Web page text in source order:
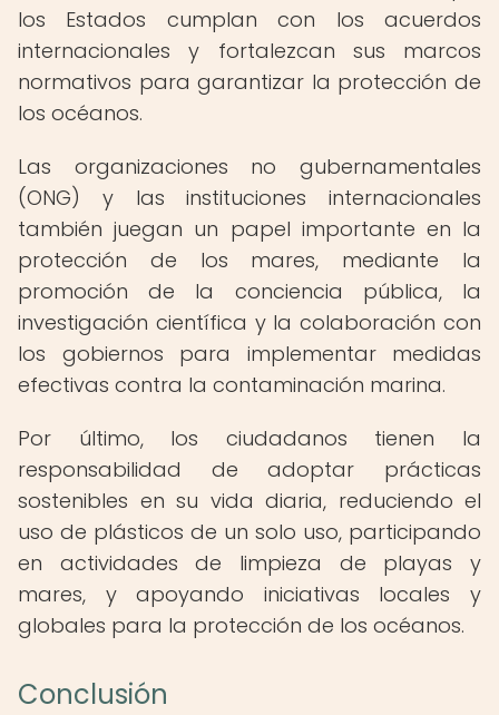
los Estados cumplan con los acuerdos
internacionales y fortalezcan sus marcos
normativos para garantizar la protección de
los océanos.
Las organizaciones no gubernamentales
(ONG) y las instituciones internacionales
también juegan un papel importante en la
protección de los mares, mediante la
promoción de la conciencia pública, la
investigación científica y la colaboración con
los gobiernos para implementar medidas
efectivas contra la contaminación marina.
Por último, los ciudadanos tienen la
responsabilidad de adoptar prácticas
sostenibles en su vida diaria, reduciendo el
uso de plásticos de un solo uso, participando
en actividades de limpieza de playas y
mares, y apoyando iniciativas locales y
globales para la protección de los océanos.
Conclusión